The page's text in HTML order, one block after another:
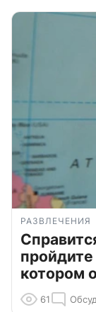
РАЗВЛЕЧЕНИЯ
пройдите
котором
61